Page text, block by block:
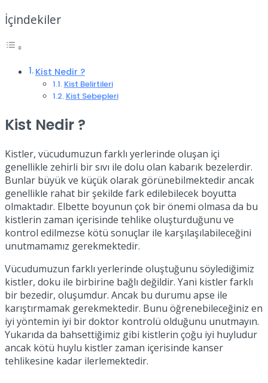
İçindekiler
Kist Nedir ?
Kist Belirtileri
Kist Sebepleri
Kist Nedir ?
Kistler, vücudumuzun farklı yerlerinde oluşan içi
genellikle zehirli bir sıvı ile dolu olan kabarık bezelerdir.
Bunlar büyük ve küçük olarak görünebilmektedir ancak
genellikle rahat bir şekilde fark edilebilecek boyutta
olmaktadır. Elbette boyunun çok bir önemi olmasa da bu
kistlerin zaman içerisinde tehlike oluşturduğunu ve
kontrol edilmezse kötü sonuçlar ile karşılaşılabileceğini
unutmamamız gerekmektedir.
Vücudumuzun farklı yerlerinde oluştuğunu söylediğimiz
kistler, doku ile birbirine bağlı değildir. Yani kistler farklı
bir bezedir, oluşumdur. Ancak bu durumu apse ile
karıştırmamak gerekmektedir. Bunu öğrenebileceğiniz en
iyi yöntemin iyi bir doktor kontrolü olduğunu unutmayın.
Yukarıda da bahsettiğimiz gibi kistlerin çoğu iyi huyludur
ancak kötü huylu kistler zaman içerisinde kanser
tehlikesine kadar ilerlemektedir.